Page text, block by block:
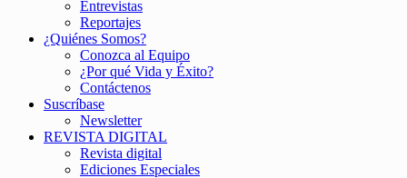
Entrevistas
Reportajes
¿Quiénes Somos?
Conozca al Equipo
¿Por qué Vida y Éxito?
Contáctenos
Suscríbase
Newsletter
REVISTA DIGITAL
Revista digital
Ediciones Especiales